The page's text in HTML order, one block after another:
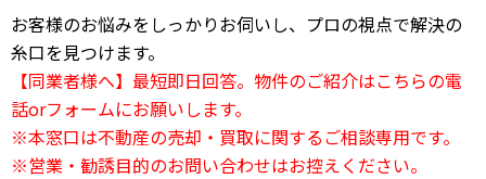
お客様のお悩みをしっかりお伺いし、プロの視点で解決の
糸口を見つけます。
【同業者様へ】最短即日回答。物件のご紹介はこちらの電
話orフォームにお願いします。
※本窓口は不動産の売却・買取に関するご相談専用です。
※営業・勧誘目的のお問い合わせはお控えください。